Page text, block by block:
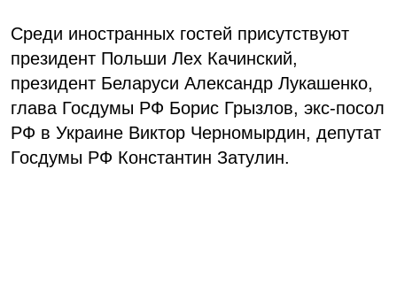
Среди иностранных гостей присутствуют
президент Польши Лех Качинский,
президент Беларуси Александр Лукашенко,
глава Госдумы РФ Борис Грызлов, экс-посол
РФ в Украине Виктор Черномырдин, депутат
Госдумы РФ Константин Затулин.